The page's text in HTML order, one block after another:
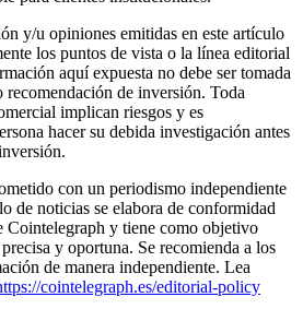
y/u opiniones emitidas en este artículo
los puntos de vista o la línea editorial
aquí expuesta no debe ser tomada
de inversión. Toda
implican riesgos y es
hacer su debida investigación antes
con un periodismo independiente
de noticias se elabora de conformidad
y tiene como objetivo
y oportuna. Se recomienda a los
de manera independiente. Lea
cointelegraph.es/editorial-policy